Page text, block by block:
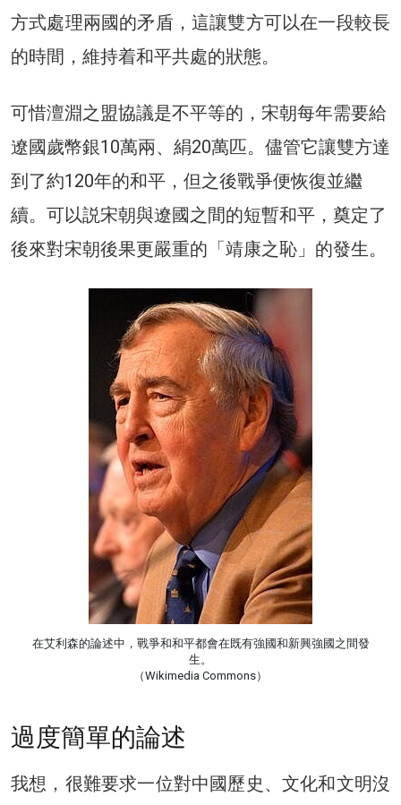
方式處理兩國的矛盾，這讓雙方可以在一段較長
的時間，維持着和平共處的狀態。
可惜澶淵之盟協議是不平等的，宋朝每年需要給
遼國歲幣銀10萬兩、絹20萬匹。儘管它讓雙方達
到了約120年的和平，但之後戰爭便恢復並繼
續。可以説宋朝與遼國之間的短暫和平，奠定了
後來對宋朝後果更嚴重的「靖康之恥」的發生。
在艾利森的論述中，戰爭和和平都會在既有強國和新興強國之間發
生。
（Wikimedia Commons）
過度簡單的論述
我想，很難要求一位對中國歷史、文化和文明沒